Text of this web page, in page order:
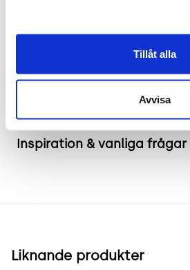
Tillåt alla
Avvisa
produkten? Kontakta
010 – 750 09 40
Inspiration & vanliga frågar
Liknande produkter